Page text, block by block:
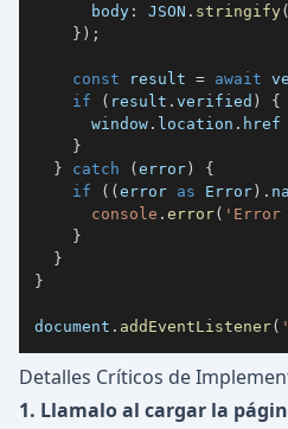
      body
: JSON . stringify(
} ) ;
const result = await
if
( result . verified )
{
      window
. location . href
}
}
catch (error)
{
if
( (error as Error) .
console . error( 'Error
}
}
}
document . addEventListener(
Detalles Críticos de
1. Llamalo al cargar la